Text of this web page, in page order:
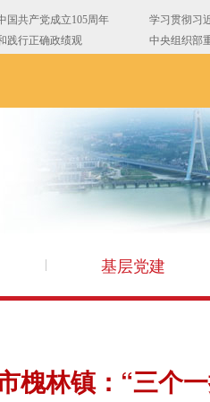
基层党建
槐林镇：“三个